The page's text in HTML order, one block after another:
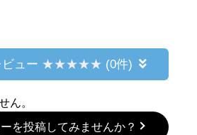
ュー (0件)
ん。
を投稿してみませんか？